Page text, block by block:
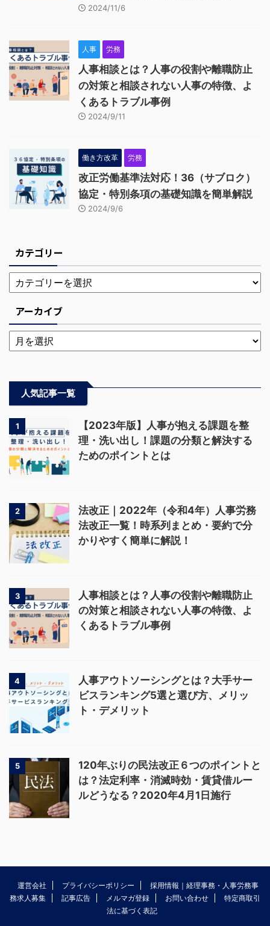
2024/11/6
人事 労務
人事相談とは？人事の役割や離職防止
の対策と相談されない人事の特徴、よ
くあるトラブル事例
2024/9/11
働き方改革 労務
改正労働基準法対応！36（サブロク）
協定・特別条項の基礎知識を簡単解説
2024/9/6
カテゴリー
アーカイブ
人気記事一覧
1
【2023年版】人事が抱える課題を整
理・洗い出し！課題の分類と解決する
ためのポイントとは
2
法改正｜2022年（令和4年）人事労務
法改正一覧！時系列まとめ・要約で分
かりやすく簡単に解説！
3
人事相談とは？人事の役割や離職防止
の対策と相談されない人事の特徴、よ
くあるトラブル事例
4
人事アウトソーシングとは？大手サー
ビスランキング5選と選び方、メリッ
ト・デメリット
5
120年ぶりの民法改正６つのポイントと
は？法定利率・消滅時効・賃貸借ルー
ルどうなる？2020年4月1日施行
運営会社 プライバシーポリシー
採用情報｜経理事務・人事労務事
務求人募集
記事広告 メルマガ登録 お問い合わせ
特定商取引
法に基づく表記